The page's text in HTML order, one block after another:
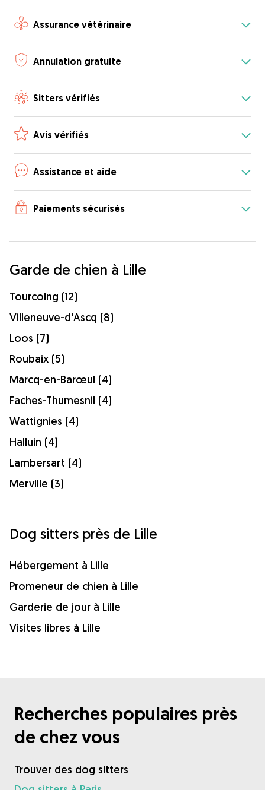
Assurance vétérinaire
Annulation gratuite
Sitters vérifiés
Avis vérifiés
Assistance et aide
Paiements sécurisés
Garde de chien à Lille
Tourcoing (12)
Villeneuve-d'Ascq (8)
Loos (7)
Roubaix (5)
Marcq-en-Barœul (4)
Faches-Thumesnil (4)
Wattignies (4)
Halluin (4)
Lambersart (4)
Merville (3)
Dog sitters près de Lille
Hébergement à Lille
Promeneur de chien à Lille
Garderie de jour à Lille
Visites libres à Lille
Recherches populaires près
de chez vous
Trouver des dog sitters